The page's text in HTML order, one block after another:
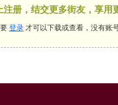
注册，结交更多街友，享用
登录 才可以下载或查看，没有账